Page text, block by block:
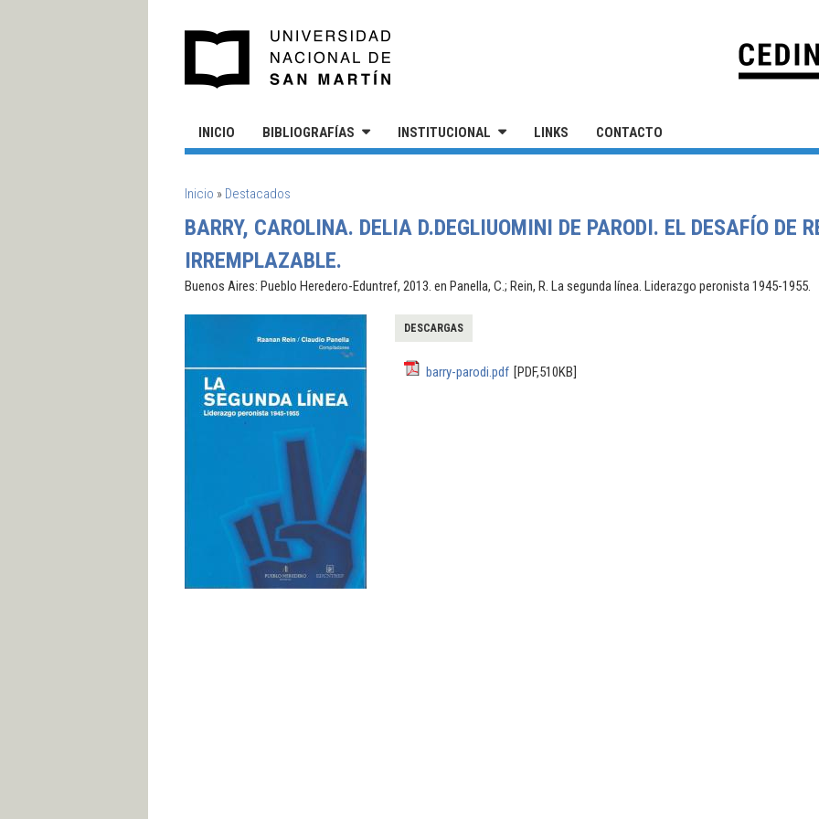
INICIO BIBLIOGRAFÍAS INSTITUCIONAL LINKS CONTACTO
SE ENCUENTRA USTED AQUÍ
Inicio » Destacados
BARRY, CAROLINA. DELIA D.DEGLIUOMINI DE PARODI. EL DESAFÍO DE
IRREMPLAZABLE.
Buenos Aires: Pueblo Heredero-Eduntref, 2013. en Panella, C.; Rein, R. La segunda línea. Liderazgo peronista 1945-1955.
DESCARGAS
barry-parodi.pdf [PDF,510KB]